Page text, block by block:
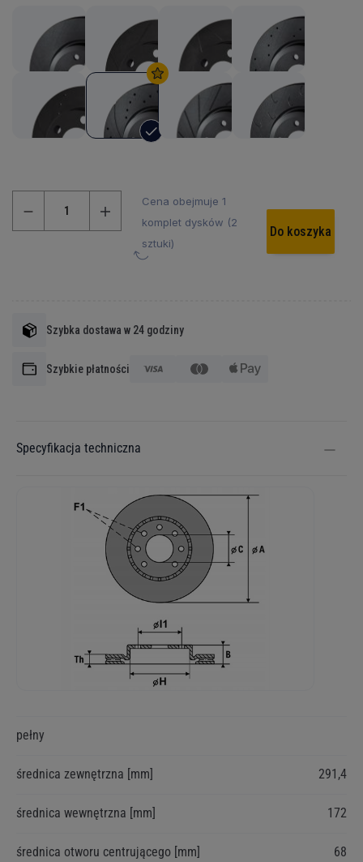
Cena obejmuje 1
komplet dysków (2
sztuki)
Do koszyka
Szybka dostawa w 24 godziny
Szybkie płatności
Specyfikacja techniczna
informacji
pełny
średnica zewnętrzna [mm] 291,4
średnica wewnętrzna [mm] 172
średnica otworu centrującego [mm] 68